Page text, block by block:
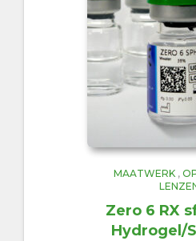
MAATWERK,
Zero 6 RX
Hydrogel/